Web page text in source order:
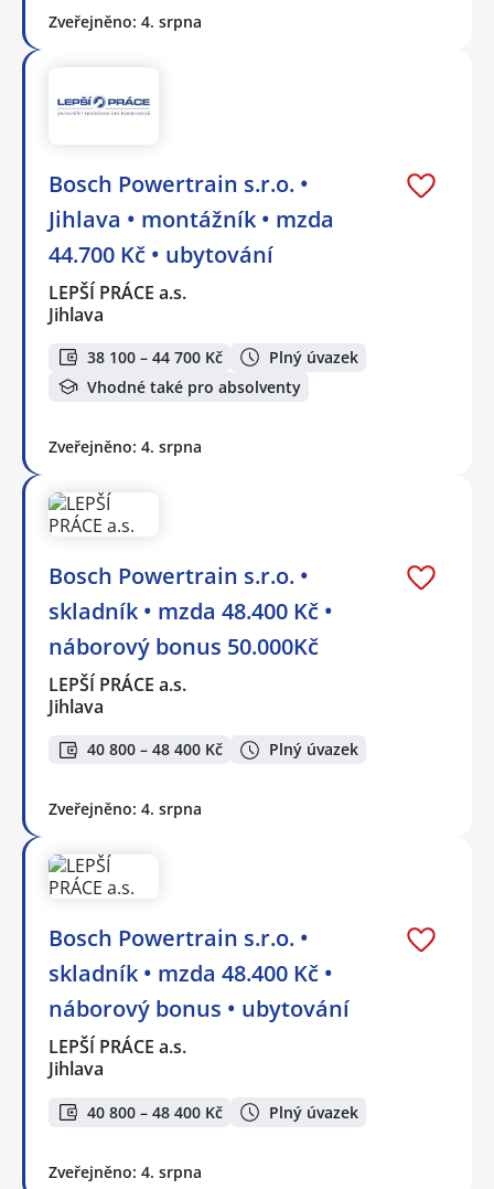
Zveřejněno: 4. srpna
Bosch Powertrain s.r.o. •
Jihlava • montážník • mzda
44.700 Kč • ubytování
LEPŠÍ PRÁCE a.s.
Jihlava
38 100 – 44 700 Kč
Plný úvazek
Vhodné také pro absolventy
Zveřejněno: 4. srpna
Bosch Powertrain s.r.o. •
skladník • mzda 48.400 Kč •
náborový bonus 50.000Kč
LEPŠÍ PRÁCE a.s.
Jihlava
40 800 – 48 400 Kč Plný úvazek
Zveřejněno: 4. srpna
Bosch Powertrain s.r.o. •
skladník • mzda 48.400 Kč •
náborový bonus • ubytování
LEPŠÍ PRÁCE a.s.
Jihlava
40 800 – 48 400 Kč Plný úvazek
Zveřejněno: 4. srpna